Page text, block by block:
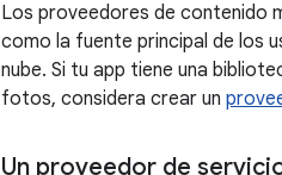
Los proveedores de contenido
como la fuente principal de los
nube. Si tu app tiene una
fotos, considera crear un
Un proveedor de